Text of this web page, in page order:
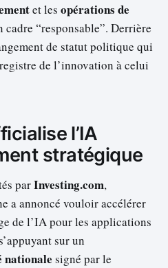
et les opérations de
cadre “responsable”. Derrière
de statut politique qui
de l’innovation à celui
l’IA
stratégique
parInvesting.com,
a annoncé vouloir accélérer
de l’IA pour les applications
sur un
nationale signé par le